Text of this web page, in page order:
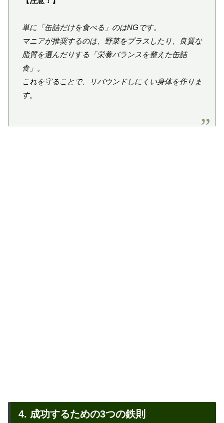
単に「缶詰だけを食べる」のはNGです。
マニアが推奨するのは、野菜をプラスしたり、良質な
脂質を選んだりする「栄養バランスを整えた缶詰
食」。
これを守ることで、リバウンドしにくい身体を作りま
す。
4. 成功するための3つの鉄則